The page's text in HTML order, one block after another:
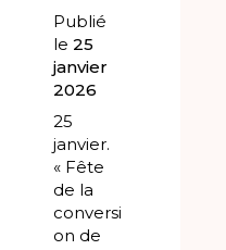
Publié
le 25
janvier
2026
25
janvier.
« Fête
de la
conversi
on de